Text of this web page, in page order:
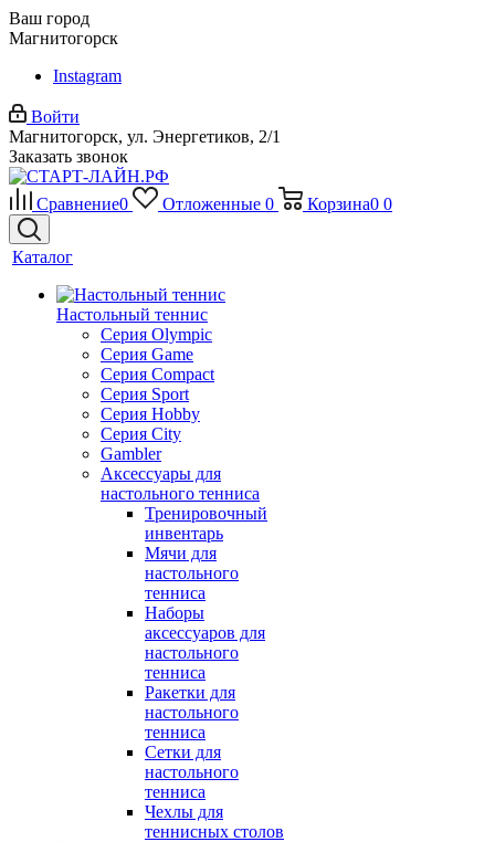
Ваш город
Магнитогорск
Instagram
Войти
Магнитогорск, ул. Энергетиков, 2/1
Заказать звонок
Сравнение0 Отложенные 0 Корзина0 0
Каталог
Настольный теннис
Серия Olympic
Серия Game
Серия Compact
Серия Sport
Серия Hobby
Серия City
Gambler
Аксессуары для
настольного тенниса
Тренировочный
инвентарь
Мячи для
настольного
тенниса
Наборы
аксессуаров для
настольного
тенниса
Ракетки для
настольного
тенниса
Сетки для
настольного
тенниса
Чехлы для
теннисных столов